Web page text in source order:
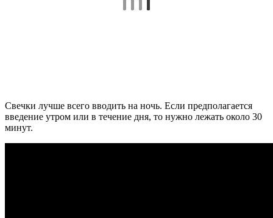
Свечки лучше всего вводить на ночь. Если предполагается
введение утром или в течение дня, то нужно лежать около 30
минут.